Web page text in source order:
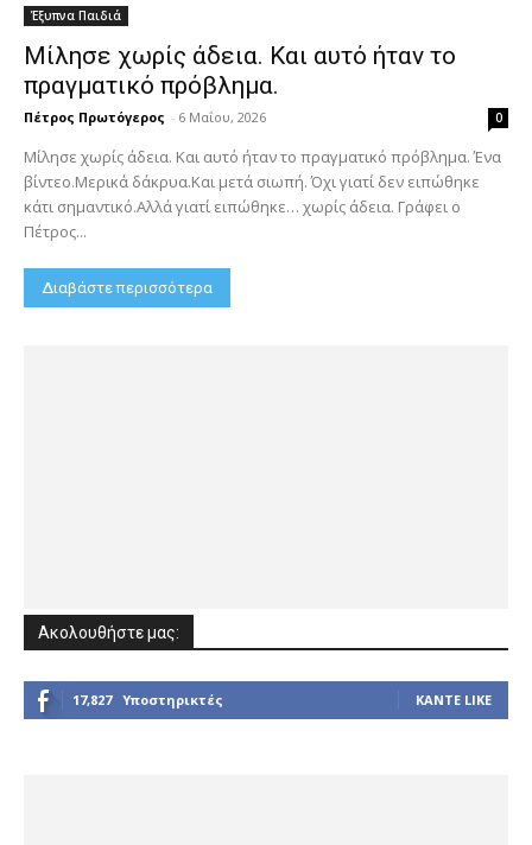
Έξυπνα Παιδιά
Μίλησε χωρίς άδεια. Και αυτό ήταν το
πραγματικό πρόβλημα.
Πέτρος Πρωτόγερος - 6 Μαΐου, 2026 0
Μίλησε χωρίς άδεια. Και αυτό ήταν το πραγματικό πρόβλημα. Ένα
βίντεο.Μερικά δάκρυα.Και μετά σιωπή. Όχι γιατί δεν ειπώθηκε
κάτι σημαντικό.Αλλά γιατί ειπώθηκε… χωρίς άδεια. Γράφει ο
Πέτρος...
Διαβάστε περισσότερα
Ακολουθήστε μας:
17,827 Υποστηρικτές ΚΆΝΤΕ LIKE